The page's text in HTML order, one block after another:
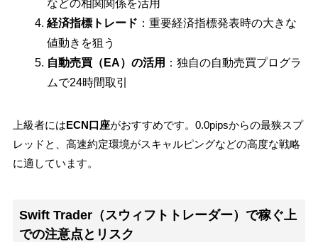
などの相関関係を活用
経済指標トレード ：重要経済指標発表時の大きな
値動きを狙う
自動売買（EA）の活用 ：独自の自動売買プログラ
ムで24時間取引
上級者にはECN口座がおすすめです。0.0pipsからの最狭スプ
レッドと、高速約定環境がスキャルピングなどの高度な戦略
に適しています。
Swift Trader（スウィフトトレーダー）で稼ぐ上
での注意点とリスク